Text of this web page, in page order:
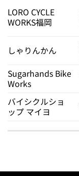
LORO CYCLE
WORKS福岡
しゃりんかん
Sugarhands Bike
Works
バイシクルショ
ップ マイヨ